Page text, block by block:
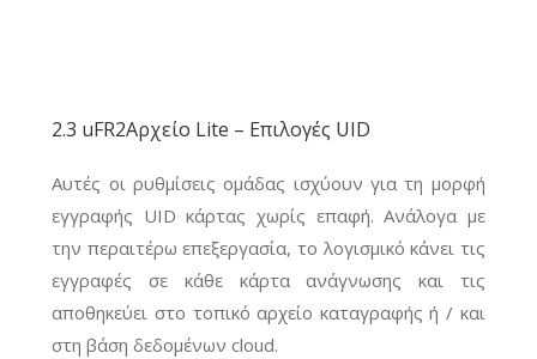
2.3 uFR2Αρχείο Lite – Επιλογές UID
Αυτές οι ρυθμίσεις ομάδας ισχύουν για τη μορφή
εγγραφής UID κάρτας χωρίς επαφή. Ανάλογα με
την περαιτέρω επεξεργασία, το λογισμικό κάνει τις
εγγραφές σε κάθε κάρτα ανάγνωσης και τις
αποθηκεύει στο τοπικό αρχείο καταγραφής ή / και
στη βάση δεδομένων cloud.